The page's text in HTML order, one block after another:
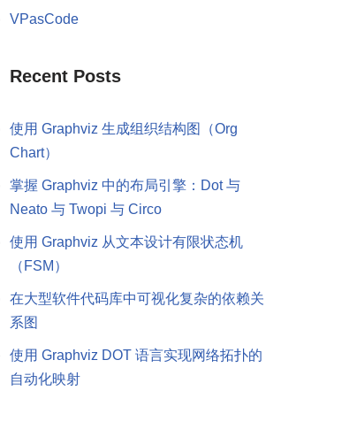
VPasCode
Recent Posts
使用 Graphviz 生成组织结构图（Org
Chart）
掌握 Graphviz 中的布局引擎：Dot 与
Neato 与 Twopi 与 Circo
使用 Graphviz 从文本设计有限状态机
（FSM）
在大型软件代码库中可视化复杂的依赖关
系图
使用 Graphviz DOT 语言实现网络拓扑的
自动化映射